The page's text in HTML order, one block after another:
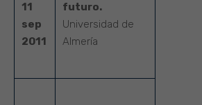
11
sep
2011
futuro.
Universidad de
Almería